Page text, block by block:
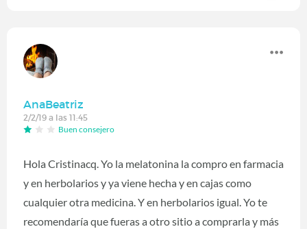
AnaBeatriz
2/2/19 a las 11:45
Buen consejero
Hola Cristinacq. Yo la melatonina la compro en farmacia
y en herbolarios y ya viene hecha y en cajas como
cualquier otra medicina. Y en herbolarios igual. Yo te
recomendaría que fueras a otro sitio a comprarla y más